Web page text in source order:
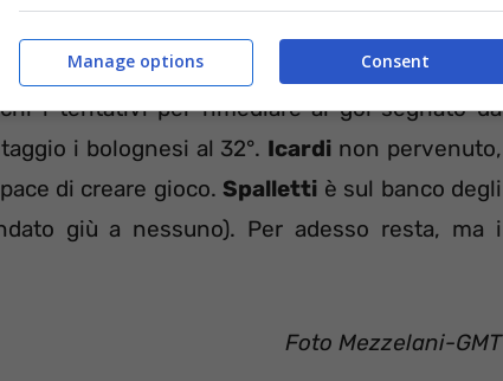
segnare. Se con la Lazio in
perdendo poi ai rigori, col Bologna si è
i tentativi per rimediare al gol segnato da
i bolognesi al 32°. Icardi non pervenuto,
di creare gioco.Spalletti è sul banco degli
giù a nessuno). Per adesso resta, ma i
Foto Mezzelani-GMT
Consent
Manage options